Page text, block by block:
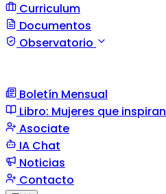
Curriculum
Documentos
Observatorio
Boletín Mensual
Libro: Mujeres que inspiran
Asociate
IA Chat
Noticias
Contacto